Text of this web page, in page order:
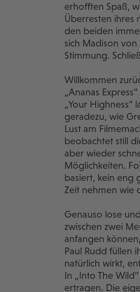
erhofften Spaß,
Überresten ihres
den beiden
sich Madison
Stimmung.
Willkommen
„Ananas
„Your
geradezu, wie
Lust am
beobachtet still
aber wieder
Möglichkeiten.
basiert, kein eng
Zeit nehmen wie
Genauso lose
zwischen zwei
anfangen
Paul Rudd füllen
natürlich wirkt,
In „Into The
ertragen. Die